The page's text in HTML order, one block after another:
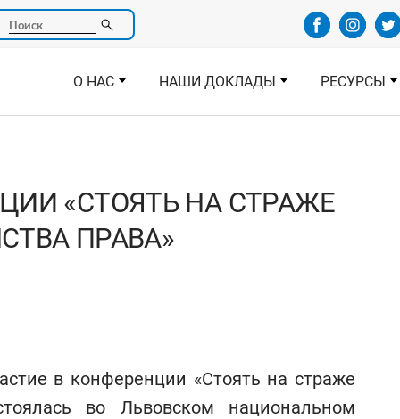
Поиск
О НАС НАШИ ДОКЛАДЫ РЕСУРСЫ
«СТОЯТЬ НА СТРАЖЕ
ПРАВА»
в конференции «Стоять на страже
во Львовском национальном